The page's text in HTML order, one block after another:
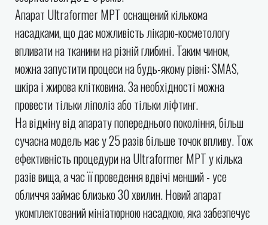
Апарат Ultraformer МРТ оснащений кількома
насадками, що дає можливість лікарю-косметологу
впливати на тканини на різній глибині. Таким чином,
можна запустити процеси на будь-якому рівні: SMAS,
шкіра і жирова клітковина. За необхідності можна
провести тільки ліполіз або тільки ліфтинг.
На відміну від апарату попереднього покоління, більш
сучасна модель має у 25 разів більше точок впливу. Тож
ефективність процедури на Ultraformer МРТ у кілька
разів вища, а час її проведення вдвічі менший - усе
обличчя займає близько 30 хвилин. Новий апарат
укомплектований мініатюрною насадкою, яка забезпечує